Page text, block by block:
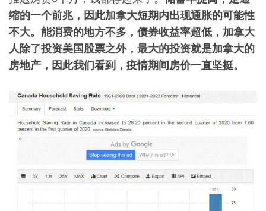
缩的一个前兆，因此加拿大短期内出现通胀的可能性
不大。能消费的地方不多，债券收益率超低，加拿大
人除了投资美国股票之外，最大的投资就是加拿大的
房地产，因此我们看到，疫情期间房价一直坚挺。